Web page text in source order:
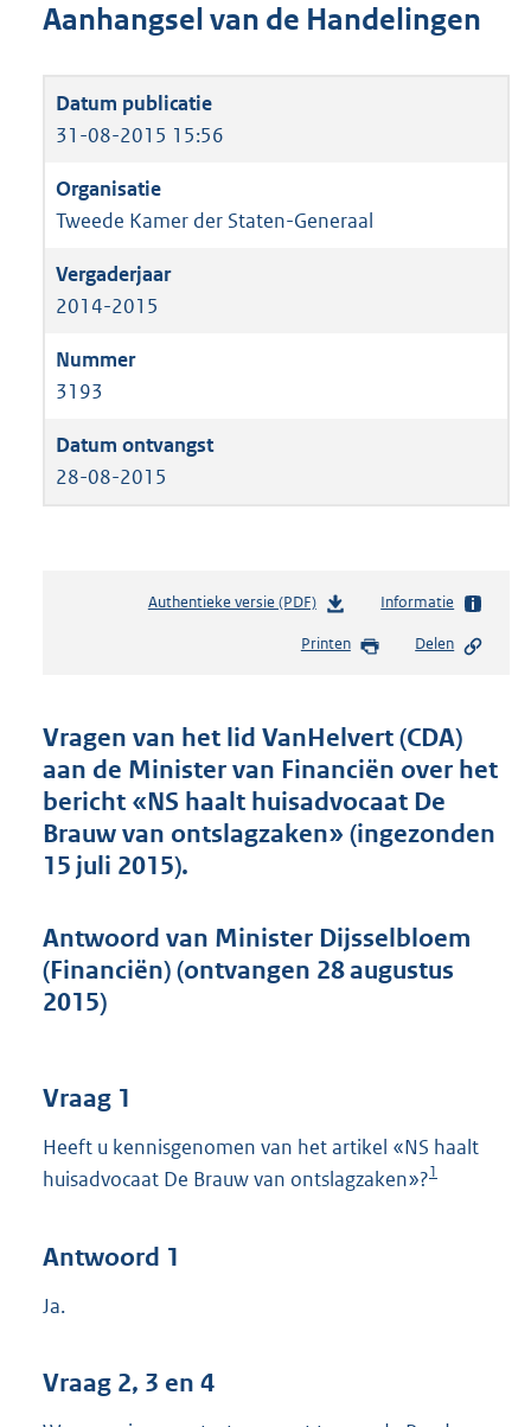
Aanhangsel van de Handelingen
31-08-2015 15:56
Tweede Kamer der Staten-Generaal
2014-2015
3193
28-08-2015
Authentieke versie (PDF)b
s
n
d
s
g
r
t
e
:
Informatie
Printen Delen
Vragen van het lid VanHelvert (CDA)
aan de Minister van Financiën over het
bericht «NS haalt huisadvocaat De
Brauw van ontslagzaken» (ingezonden
15 juli 2015).
Antwoord van Minister Dijsselbloem
(Financiën) (ontvangen 28 augustus
2015)
Vraag 1
Heeft u kennisgenomen van het artikel «NS haalt
huisadvocaat De Brauw van ontslagzaken»?1
Antwoord 1
Ja.
Vraag 2, 3 en 4